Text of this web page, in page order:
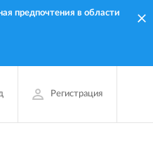
предпочтения в области
Регистрация